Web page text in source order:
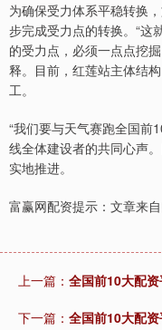
为确保受力体系平稳转换
步完成受力点的转换。“这
的受力点，必须一点点挖
释。目前，红莲站主体结
工。
“我们要与天气赛跑全国前
线全体建设者的共同心声
实地推进。
富赢网配资提示：文章来
上一篇： 全国前10大配资
下一篇： 全国前10大配